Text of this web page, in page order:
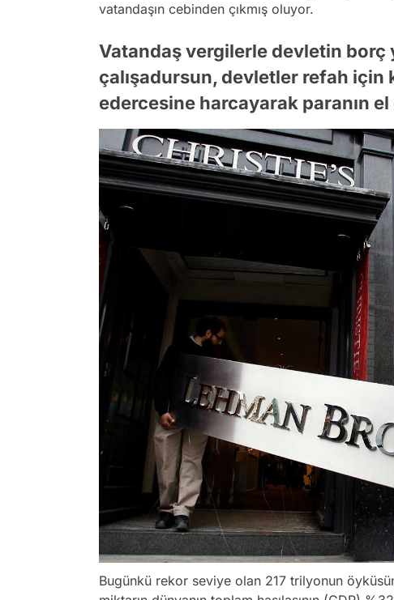
vatandaşın cebinden çıkmış oluyor.
Vatandaş vergilerle devletin
çalışadursun, devletler refah için
edercesine harcayarak paranın
Bugünkü rekor seviye olan 217 trilyonun